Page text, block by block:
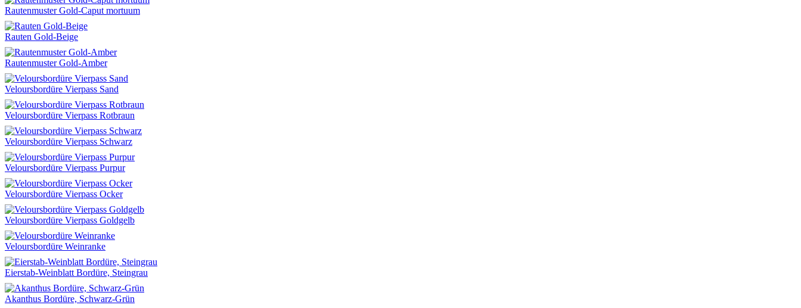
Rautenmuster Gold-Caput mortuum
Rauten Gold-Beige
Rautenmuster Gold-Amber
Veloursbordüre Vierpass Sand
Veloursbordüre Vierpass Rotbraun
Veloursbordüre Vierpass Schwarz
Veloursbordüre Vierpass Purpur
Veloursbordüre Vierpass Ocker
Veloursbordüre Vierpass Goldgelb
Veloursbordüre Weinranke
Eierstab-Weinblatt Bordüre, Steingrau
Akanthus Bordüre, Schwarz-Grün